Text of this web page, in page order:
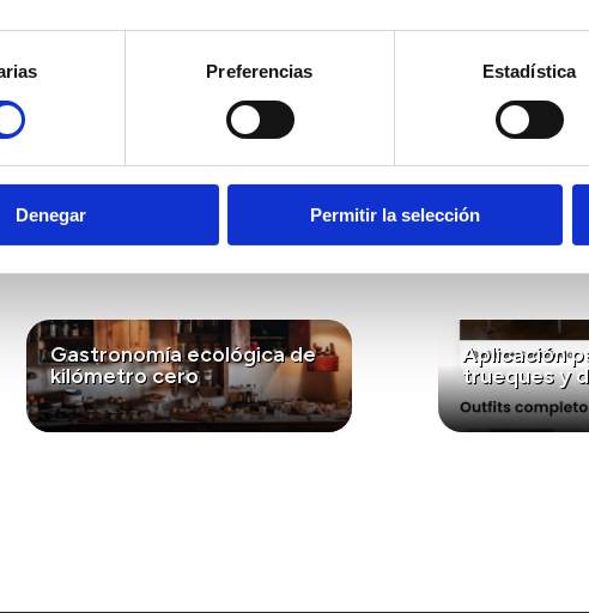
Preferencias Estadística
Denegar Permitir la selección
centros educativos, universidades y profesionales del
Un proyecto de educación ambiental que
interesar...
Gastronomía ecológica de
kilómetro cero
Aplicación
trueques y